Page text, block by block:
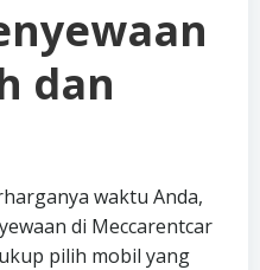
dan
waktu Anda,
di Meccarentcar
pilih mobil yang